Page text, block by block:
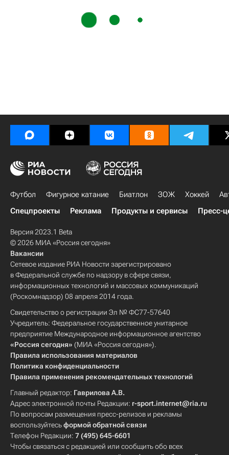
Футбол Фигурное катание Биатлон ЗОЖ Хоккей
Спецпроекты
Реклама Продукты и сервисы Пресс-
Версия 2023.1 Beta
© 2026 МИА «Россия сегодня»
Вакансии
Сетевое издание РИА Новости зарегистрировано
в Федеральной службе по надзору в сфере связи,
информационных технологий и массовых коммуникаций
(Роскомнадзор) 08 апреля 2014 года.
Свидетельство о регистрации Эл № ФС77-57640
Учредитель: Федеральное государственное унитарное
предприятие Международное информационное агентство
«Россия сегодня» (МИА «Россия сегодня»).
Правила использования материалов
Политика конфиденциальности
Правила применения рекомендательных технологий
Главный редактор: Гаврилова А.В.
Адрес электронной почты Редакции: r-sport.internet@ria.ru
По вопросам размещения пресс-релизов и рекламы
воспользуйтесьформой обратной связи
Телефон Редакции: 7 (495) 645-6601
Чтобы связаться с редакцией или сообщить обо всех